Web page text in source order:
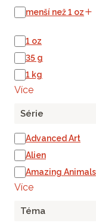
menší než 1 oz
1 oz
35 g
1 kg
Více
Série
Advanced Art
Alien
Amazing Animals
Více
Téma